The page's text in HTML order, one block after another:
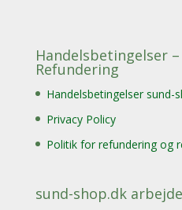
Handelsbetingelser –
Refundering
Handelsbetingelser sund-
Privacy Policy
Politik for refundering og
sund-shop.dk